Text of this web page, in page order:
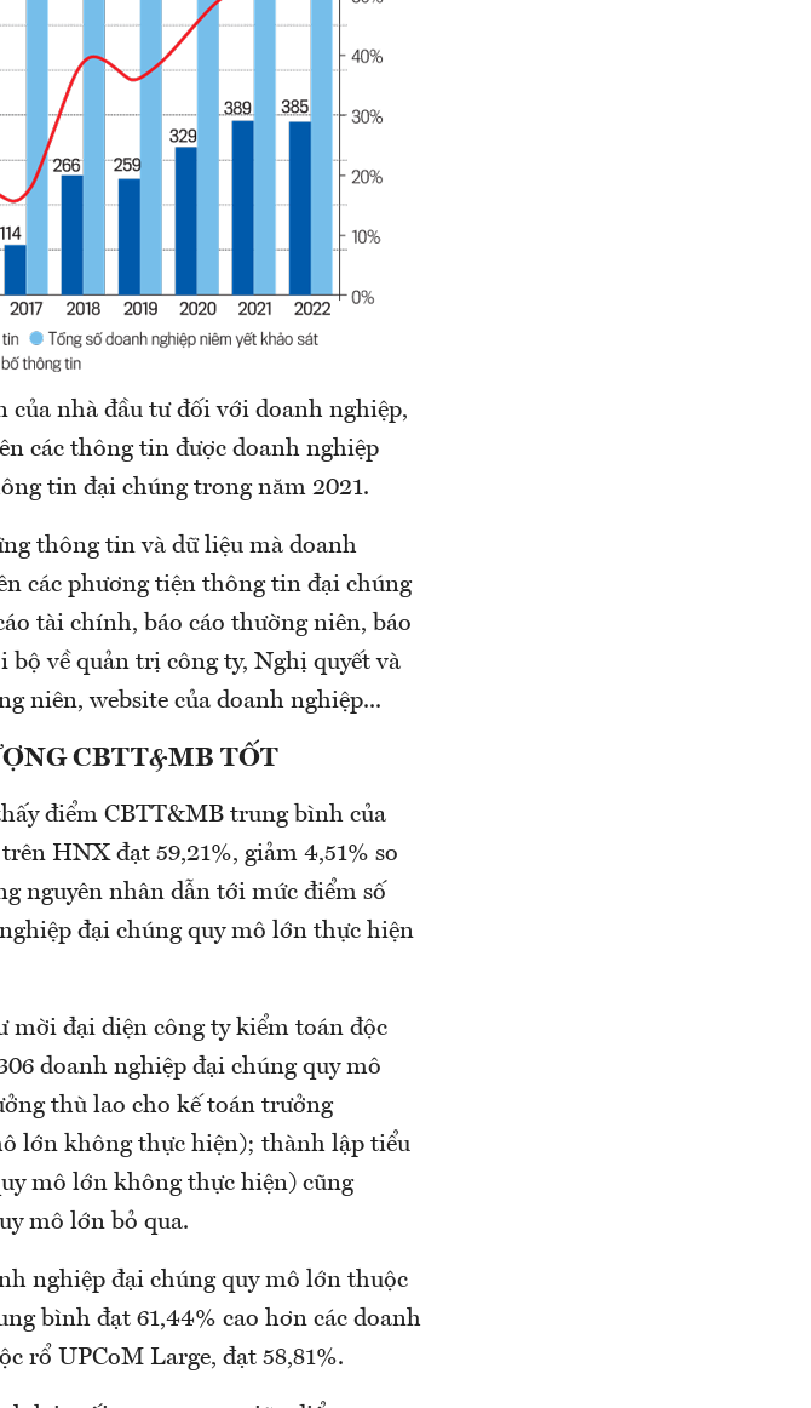
của nhà đầu tư đối với doanh nghiệp,
các thông tin được doanh nghiệp
tin đại chúng trong năm 2021.
thông tin và dữ liệu mà doanh
các phương tiện thông tin đại chúng
tài chính, báo cáo thường niên, báo
về quản trị công ty, Nghị quyết và
niên, website của doanh nghiệp...
CBTT&MB TỐT
điểm CBTT&MB trung bình của
HNX đạt 59,21%, giảm 4,51% so
nguyên nhân dẫn tới mức điểm số
đại chúng quy mô lớn thực hiện
mời đại diện công ty kiểm toán độc
doanh nghiệp đại chúng quy mô
thù lao cho kế toán trưởng
lớn không thực hiện); thành lập tiểu
mô lớn không thực hiện) cũng
mô lớn bỏ qua.
nghiệp đại chúng quy mô lớn thuộc
bình đạt 61,44% cao hơn các doanh
rổ UPCoM Large, đạt 58,81%.